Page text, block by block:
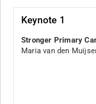
Keynote 1
Stronger Primary
Maria van den